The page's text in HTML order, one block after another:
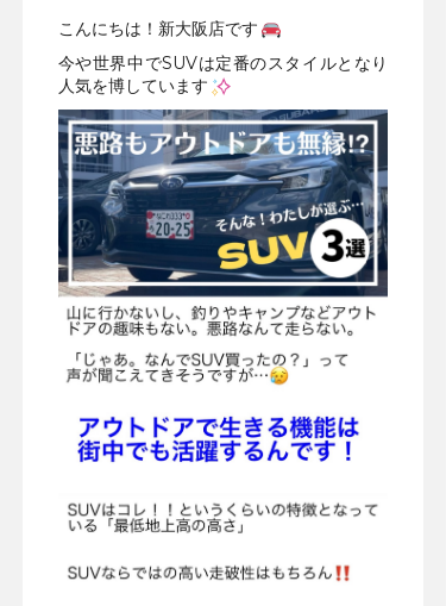
こんにちは！新大阪店です
今や世界中でSUVは定番のスタイルとなり
人気を博しています